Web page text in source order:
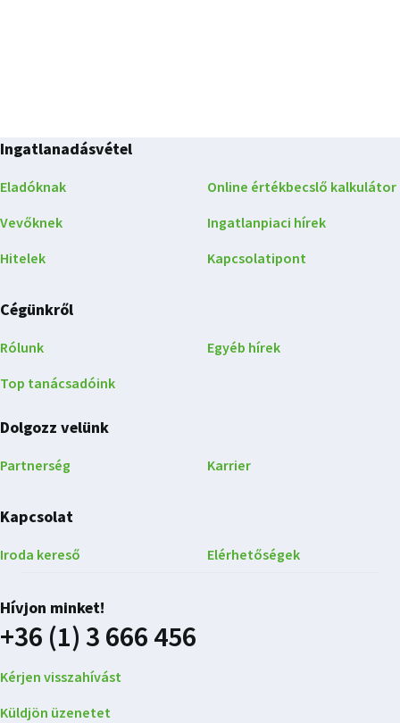
Ingatlanadásvétel
Eladóknak
Vevőknek
Hitelek
Online értékbecslő kalkulátor
Ingatlanpiaci hírek
Kapcsolatipont
Cégünkről
Rólunk
Top tanácsadóink
Egyéb hírek
Dolgozz velünk
Partnerség Karrier
Kapcsolat
Iroda kereső Elérhetőségek
Hívjon minket!
+36 (1) 3 666 456
Kérjen visszahívást
Küldjön üzenetet